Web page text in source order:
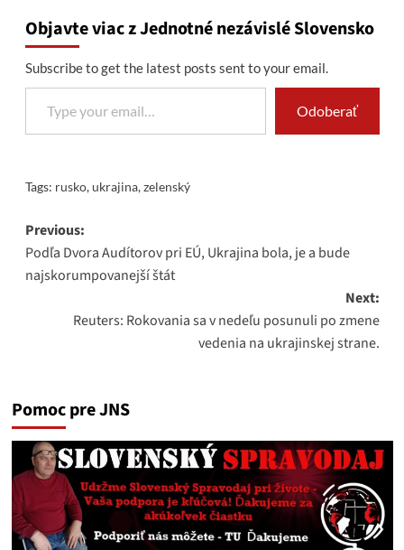
Objavte viac z Jednotné nezávislé Slovensko
Subscribe to get the latest posts sent to your email.
Type your email…
Odoberať
Tags: rusko,ukrajina,zelenský
Post
navigation
Previous:
Podľa Dvora Audítorov pri EÚ, Ukrajina bola, je a bude
najskorumpovanejší štát
Next:
Reuters: Rokovania sa v nedeľu posunuli po zmene
vedenia na ukrajinskej strane.
Pomoc pre JNS